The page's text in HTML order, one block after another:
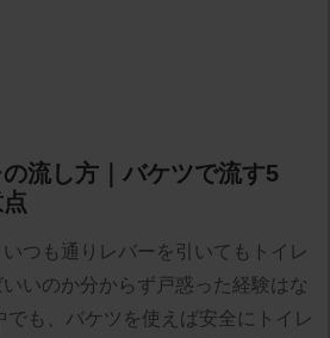
流し方｜バケツで流す5
つも通りレバーを引いてもトイレ
いのか分からず戸惑った経験はな
でも、バケツを使えば安全にトイレ